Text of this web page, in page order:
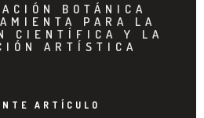
BOTÁNICA
PARA LA
CIENTÍFICA Y LA
ARTÍSTICA
ARTÍCULO